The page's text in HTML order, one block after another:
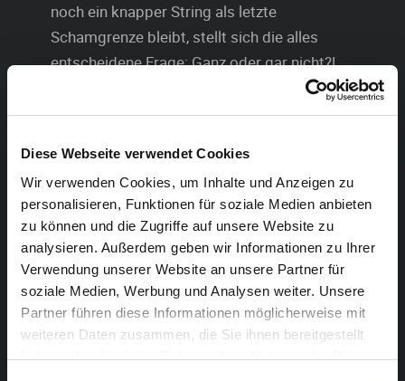
Diese Webseite verwendet Cookies
Wir verwenden Cookies, um Inhalte und Anzeigen zu
personalisieren, Funktionen für soziale Medien anbieten
zu können und die Zugriffe auf unsere Website zu
analysieren. Außerdem geben wir Informationen zu Ihrer
Verwendung unserer Website an unsere Partner für
soziale Medien, Werbung und Analysen weiter. Unsere
Partner führen diese Informationen möglicherweise mit
weiteren Daten zusammen, die Sie ihnen bereitgestellt
haben oder die sie im Rahmen Ihrer Nutzung der Dienste
noch ein knapper String als letzte
Schamgrenze bleibt, stellt sich die alles
entscheidene Frage: Ganz oder gar nicht?!
Stephen Sinclair und Anthony McCarten durch den
Oscar-prämierten Film „Ganz oder gar nicht – The Full
Monty“. Freuen Sie sich auf eine turbulente
Inszenierung des Fischer & Jung Ensemble: Ein Stück
über „männschliche“ Schwächen, über Geldnot,
Freundschaft, Verzweiflung, Mut und Größenwahn. Seit
2005 tourt das Fischer & Jung Theater mit Ladies
Night durch Deutschland. 300.000 begeisterte
Zuschauer und ein Ende ist zum Glück nicht in Sicht.